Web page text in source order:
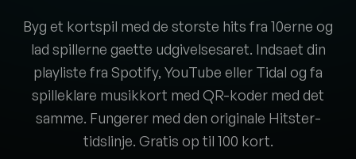
Byg et kortspil med de storste hits fra 10erne og
lad spillerne gaette udgivelsesaret. Indsaet din
playliste fra Spotify, YouTube eller Tidal og fa
spilleklare musikkort med QR-koder med det
samme. Fungerer med den originale Hitster-
tidslinje. Gratis op til 100 kort.